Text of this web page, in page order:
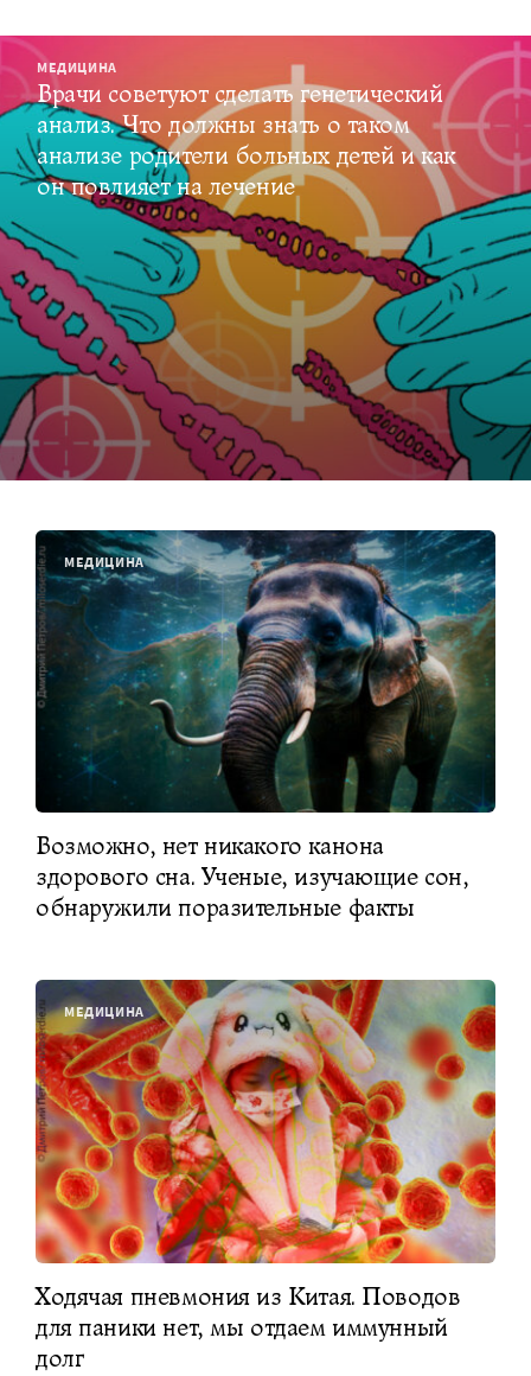
МЕДИЦИНА
Врачи советуют сделать генетический
анализ. Что должны знать о таком
анализе родители больных детей и как
он повлияет на лечение
МЕДИЦИНА
Возможно, нет никакого канона
здорового сна. Ученые, изучающие сон,
обнаружили поразительные факты
МЕДИЦИНА
Ходячая пневмония из Китая. Поводов
для паники нет, мы отдаем иммунный
долг